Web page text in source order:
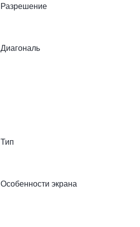
Разрешение
Диагональ
Тип
Особенности экрана